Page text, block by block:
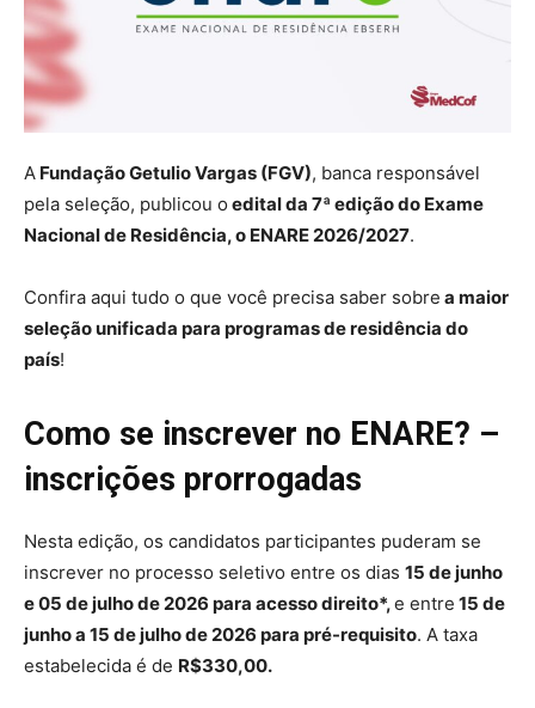
A Fundação Getulio Vargas (FGV), banca responsável
pela seleção, publicou o edital da 7ª edição do Exame
Nacional de Residência, o ENARE 2026/2027.
Confira aqui tudo o que você precisa saber sobre a maior
seleção unificada para programas de residência do
país!
Como se inscrever no ENARE? –
inscrições prorrogadas
Nesta edição, os candidatos participantes puderam se
inscrever no processo seletivo entre os dias 15 de junho
e 05 de julho de 2026 para acesso direito*,e entre 15 de
junho a 15 de julho de 2026 para pré-requisito. A taxa
estabelecida é de R$330,00.